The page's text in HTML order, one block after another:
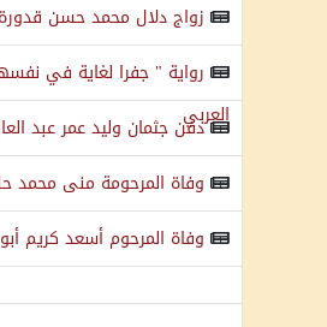
زواج دلال محمد حسن
رواية " جفرا لغاية في
العربيدفن جثمان وليد عمر عبد
وفاة المرحومة منى محمد
وفاة المرحوم أسعد كريم